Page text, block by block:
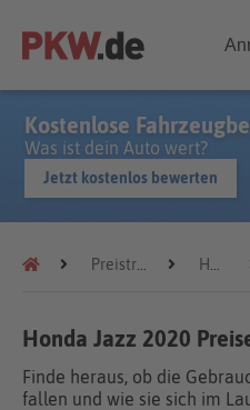
Kostenlose
Was ist dein Auto wert?
Jetzt kostenlos bewerten
Preistrends Honda
Honda Jazz 2020
Finde heraus, ob die
fallen und wie sie sich im